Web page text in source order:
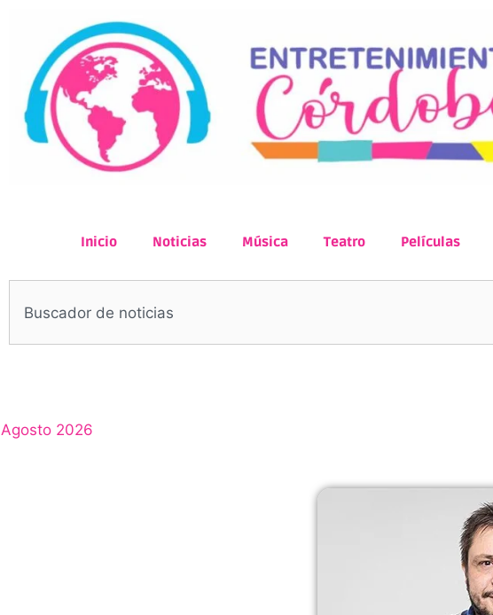
Inicio Noticias Música Teatro Películas
Agosto 2026